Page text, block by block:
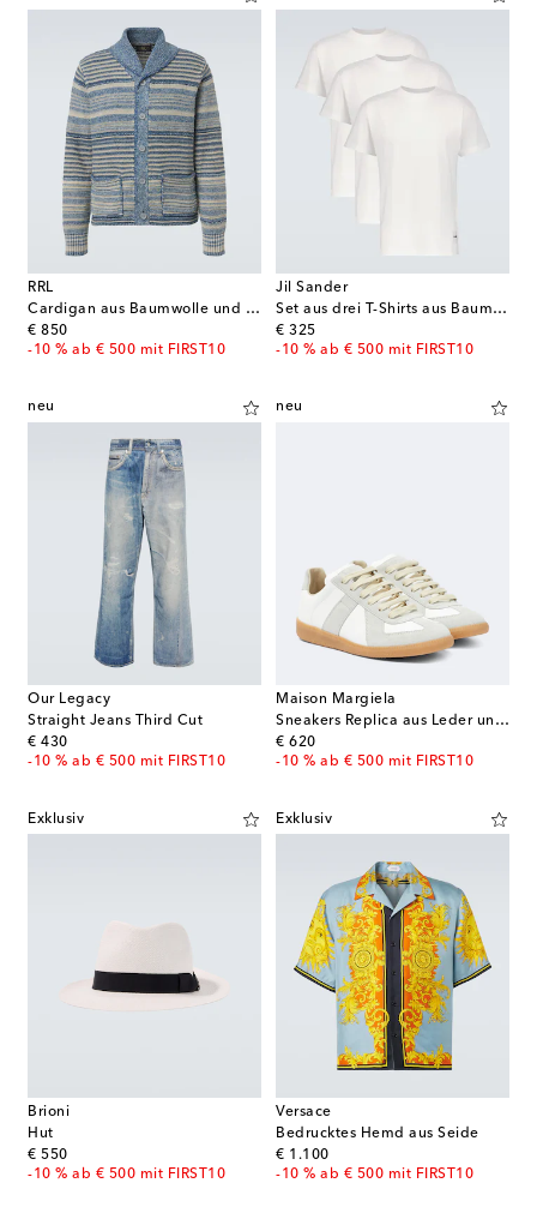
RRL
Cardigan aus Baumwolle und Leinen
€ 850
original price
-10 % ab € 500 mit FIRST10
Jil Sander
Set aus drei T-Shirts aus Baumwolle
€ 325
original price
-10 % ab € 500 mit FIRST10
neu
Our Legacy
Straight Jeans Third Cut
€ 430
original price
-10 % ab € 500 mit FIRST10
neu
Maison Margiela
Sneakers Replica aus Leder und Veloursleder
€ 620
original price
-10 % ab € 500 mit FIRST10
Exklusiv
Brioni
Hut
€ 550
original price
-10 % ab € 500 mit FIRST10
Exklusiv
Versace
Bedrucktes Hemd aus Seide
€ 1.100
original price
-10 % ab € 500 mit FIRST10